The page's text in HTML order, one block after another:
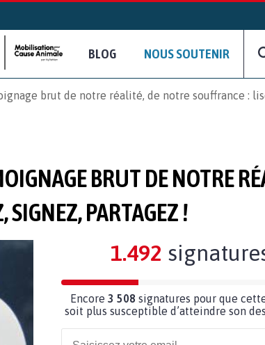
BLOG NOUS SOUTENIR
brut de notre réalité, de notre souffrance :
BRUT DE NOTRE
SIGNEZ, PARTAGEZ !
1.492
Encore 3 508 signatures pour que
soit plus susceptible d’atteindre son